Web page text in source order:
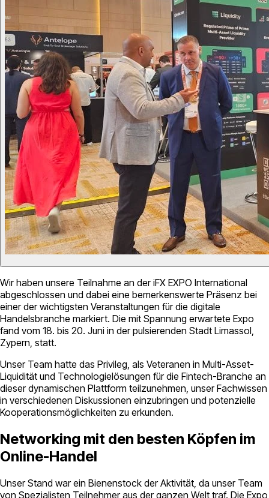
Wir haben unsere Teilnahme an der iFX EXPO International
abgeschlossen und dabei eine bemerkenswerte Präsenz bei
einer der wichtigsten Veranstaltungen für die digitale
Handelsbranche markiert. Die mit Spannung erwartete Expo
fand vom 18. bis 20. Juni in der pulsierenden Stadt Limassol,
Zypern, statt.
Unser Team hatte das Privileg, als Veteranen in Multi-Asset-
Liquidität und Technologielösungen für die Fintech-Branche an
dieser dynamischen Plattform teilzunehmen, unser Fachwissen
in verschiedenen Diskussionen einzubringen und potenzielle
Kooperationsmöglichkeiten zu erkunden.
Networking mit den besten Köpfen im
Online-Handel
Unser Stand war ein Bienenstock der Aktivität, da unser Team
von Spezialisten Teilnehmer aus der ganzen Welt traf. Die Expo